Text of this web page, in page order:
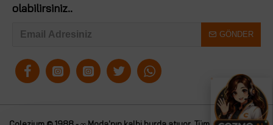
olabilirsiniz..
GÖNDER